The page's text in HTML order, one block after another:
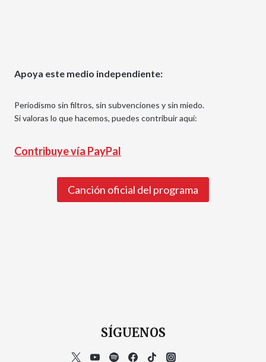
Apoya este medio independiente:
Periodismo sin filtros, sin subvenciones y sin miedo.
Si valoras lo que hacemos, puedes contribuir aquí:
Contribuye vía PayPal
Canción oficial del programa
SÍGUENOS